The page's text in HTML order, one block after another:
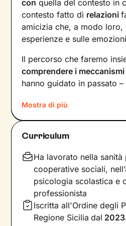
con quella del contesto in
contesto fatto di relazioni
amicizia che, a modo loro,
esperienze e sulle
Il percorso che faremo
comprendere i meccanismi
hanno guidato in passato
alla base di ciò che stai
Imparerai a trasformare
ti rappresentano più e
competenze e potenzialità
avere. Davanti ai tuoi
nuove strade da
l’altro, verso il
Mostra di più
Curriculum
Ha lavorato nella
cooperative sociali,
psicologia scolastica e
professionista
Iscritta all'Ordine degli
Regione Sicilia dal 2023